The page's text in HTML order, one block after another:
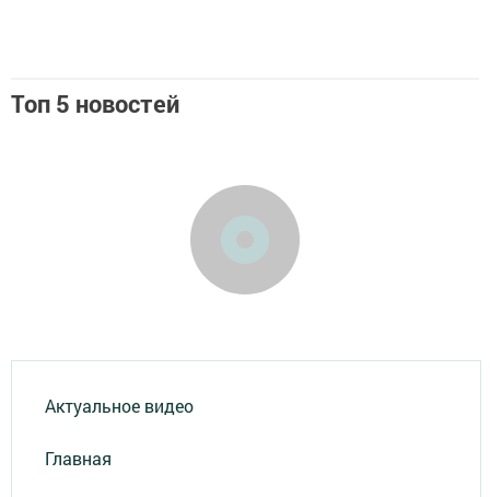
Топ 5 новостей
Актуальное видео
Главная